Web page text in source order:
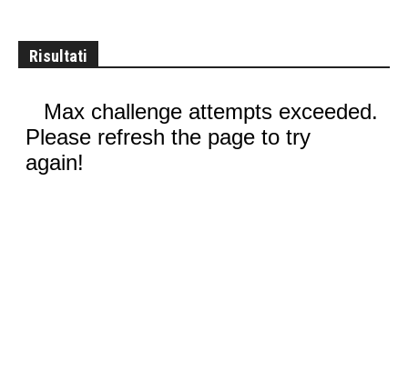
Risultati